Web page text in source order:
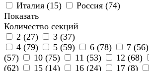
Италия (15) Россия (74)
Показать
Количество секций
2 (27) 3 (37)
4 (79) 5 (59) 6 (78) 7 (56)
(57) 10 (75) 11 (53) 12 (68)
(62) 15 (14) 16 (24) 17 (8)